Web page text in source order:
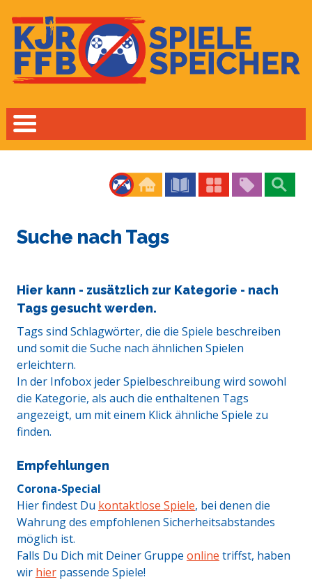
Suche nach Tags
Hier kann - zusätzlich zur Kategorie - nach
Tags gesucht werden.
Tags sind Schlagwörter, die die Spiele beschreiben
und somit die Suche nach ähnlichen Spielen
erleichtern.
In der Infobox jeder Spielbeschreibung wird sowohl
die Kategorie, als auch die enthaltenen Tags
angezeigt, um mit einem Klick ähnliche Spiele zu
finden.
Empfehlungen
Corona-Special
Hier findest Du kontaktlose Spiele, bei denen die
Wahrung des empfohlenen Sicherheitsabstandes
möglich ist.
Falls Du Dich mit Deiner Gruppe online triffst, haben
wir hierpassende Spiele!